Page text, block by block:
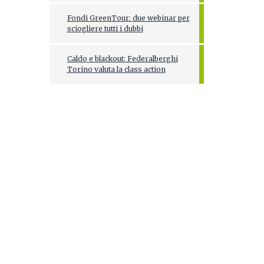
Fondi GreenTour: due webinar per
sciogliere tutti i dubbi
Caldo e blackout: Federalberghi
Torino valuta la class action